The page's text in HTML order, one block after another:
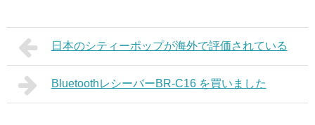
日本のシティーポップが海外で評価されている
BluetoothレシーバーBR-C16 を買いました